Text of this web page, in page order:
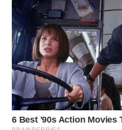
TAPANULI
SELATAN
WN
TANJUNG
LESUNG
WN
KARO